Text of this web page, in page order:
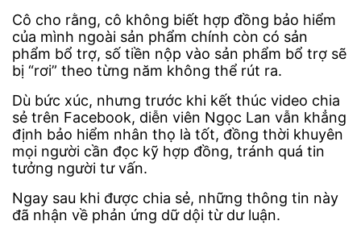
Cô cho rằng, cô không biết hợp đồng bảo hiểm
của mình ngoài sản phẩm chính còn có sản
phẩm bổ trợ, số tiền nộp vào sản phẩm bổ trợ sẽ
bị “rơi” theo từng năm không thể rút ra.
Dù bức xúc, nhưng trước khi kết thúc video chia
sẻ trên Facebook, diễn viên Ngọc Lan vẫn khẳng
định bảo hiểm nhân thọ là tốt, đồng thời khuyên
mọi người cần đọc kỹ hợp đồng, tránh quá tin
tưởng người tư vấn.
Ngay sau khi được chia sẻ, những thông tin này
đã nhận về phản ứng dữ dội từ dư luận.